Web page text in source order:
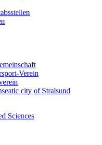
Verein
city of Stralsund
Sciences